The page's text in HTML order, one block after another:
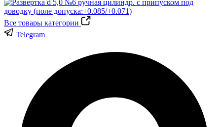
Все товары категории
Telegram